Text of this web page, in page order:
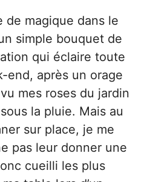
de magique dans le
simple bouquet de
qui éclaire toute
end, après un orage
mes roses du jardin
la pluie. Mais au
sur place, je me
pas leur donner une
cueilli les plus